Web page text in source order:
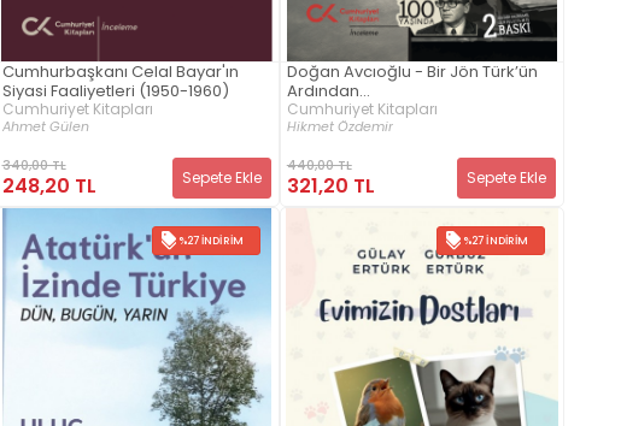
Cumhurbaşkanı Celal Bayar'ın
Siyasi Faaliyetleri (1950-1960)
Cumhuriyet Kitapları
Ahmet Gülen
340,00 TL
248,20 TL Sepete Ekle
Doğan Avcıoğlu - Bir Jön Türk’ün
Ardından…
Cumhuriyet Kitapları
Hikmet Özdemir
440,00 TL
321,20 TL Sepete Ekle
%27 İNDIRIM %27 İNDIRIM